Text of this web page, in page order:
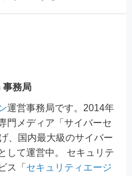
事務局
運営事務局です。2014年
門メディア「サイバーセ
、国内最大級のサイバー
して運営中。 セキュリテ
ス「 セキュリティエージ